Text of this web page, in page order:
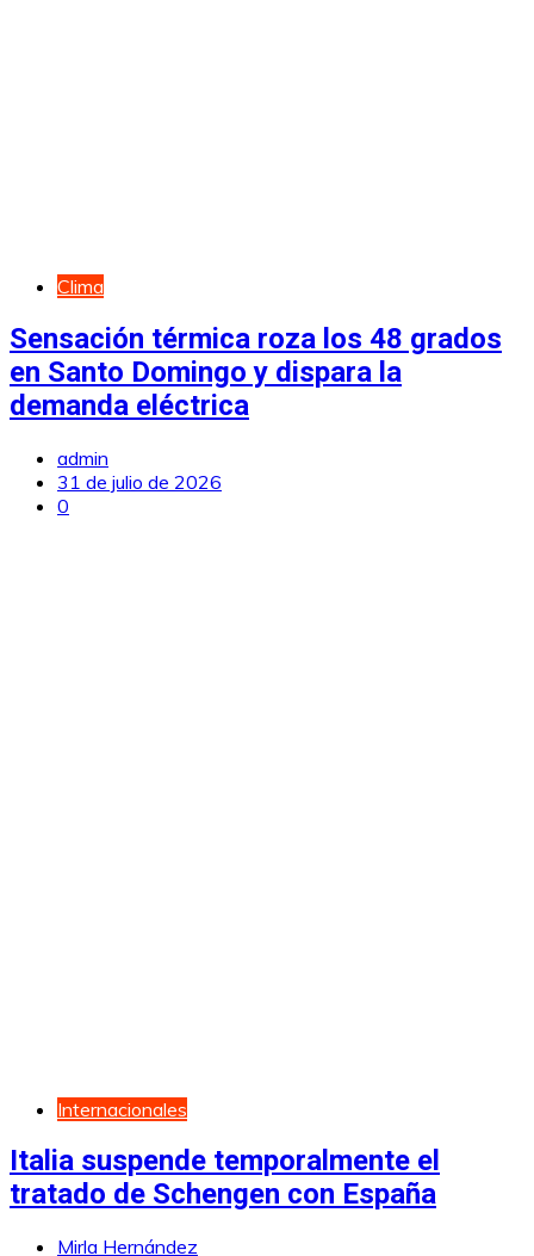
Clima
Sensación térmica roza los 48 grados
en Santo Domingo y dispara la
demanda eléctrica
admin
31 de julio de 2026
0
Internacionales
Italia suspende temporalmente el
tratado de Schengen con España
Mirla Hernández